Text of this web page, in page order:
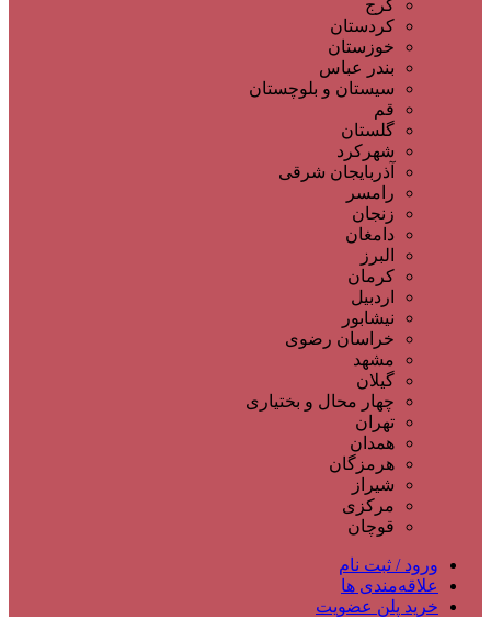
کرج
کردستان
خوزستان
بندر عباس
سیستان و بلوچستان
قم
گلستان
شهرکرد
آذربایجان شرقی
رامسر
زنجان
دامغان
البرز
کرمان
اردبیل
نیشابور
خراسان رضوی
مشهد
گیلان
چهار محال و بختیاری
تهران
همدان
هرمزگان
شیراز
مرکزی
قوچان
ورود / ثبت نام
علاقه‌مندی ها
خرید پلن عضویت